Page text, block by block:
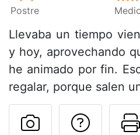
Postre
Llevaba un tiempo
y hoy, aprovechando
he animado por fin.
regalar, porque salen